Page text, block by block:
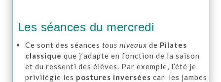
Les séances du mercredi
Ce sont des séances tous niveaux de Pilates
classique que j’adapte en fonction de la saison
et du ressenti des élèves. Par exemple, l’été je
privilégie les postures inversées car les jambes